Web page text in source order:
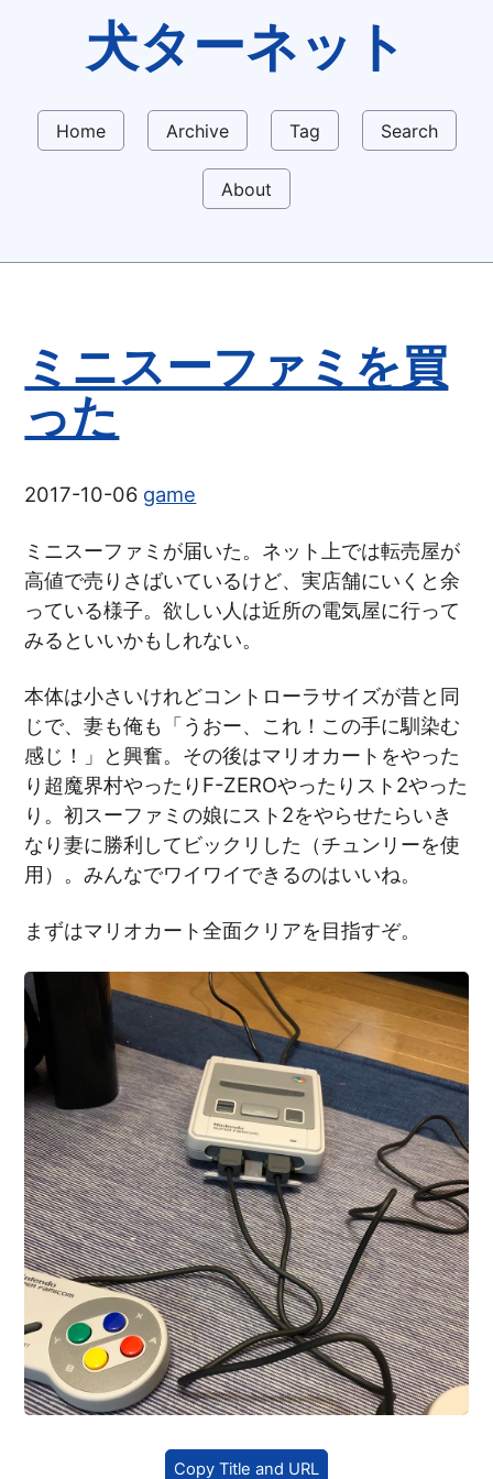
犬ターネット
Home Archive Tag Search
About
ミニスーファミを買
った
2017-10-06 game
ミニスーファミが届いた。ネット上では転売屋が
高値で売りさばいているけど、実店舗にいくと余
っている様子。欲しい人は近所の電気屋に行って
みるといいかもしれない。
本体は小さいけれどコントローラサイズが昔と同
じで、妻も俺も「うおー、これ！この手に馴染む
感じ！」と興奮。その後はマリオカートをやった
り超魔界村やったりF-ZEROやったりスト2やった
り。初スーファミの娘にスト2をやらせたらいき
なり妻に勝利してビックリした（チュンリーを使
用）。みんなでワイワイできるのはいいね。
まずはマリオカート全面クリアを目指すぞ。
Copy Title and URL